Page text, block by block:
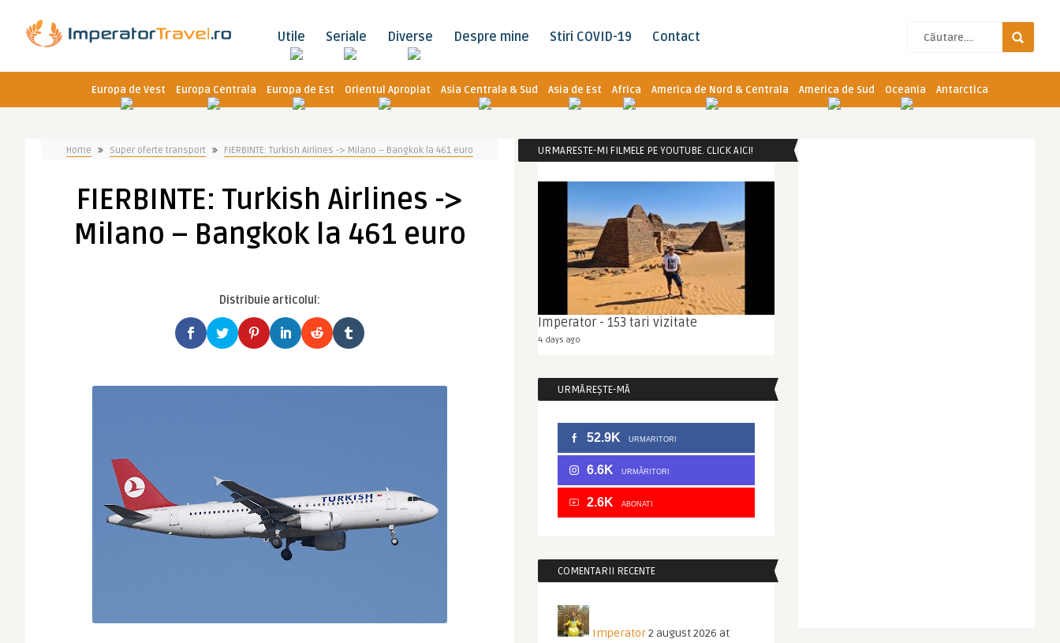
Utile Seriale Diverse Despre mine Stiri COVID-19 Contact
Europa de Vest Europa Centrala Europa de Est Orientul Apropiat Asia Centrala & Sud Asia de Est Africa America de Nord & Centrala America de Sud Oceania Antarctica
Home Super oferte transport FIERBINTE: Turkish Airlines -> Milano – Bangkok la 461 euro
FIERBINTE: Turkish Airlines ->
Milano – Bangkok la 461 euro
Distribuie articolul:
URMARESTE-MI FILMELE PE YOUTUBE. CLICK AICI!
Imperator - 153 tari vizitate
4 days ago
URMĂREȘTE-MĂ
52.9K URMARITORI
6.6K URMĂRITORI
2.6K ABONATI
COMENTARII RECENTE
Imperator2 august 2026 at